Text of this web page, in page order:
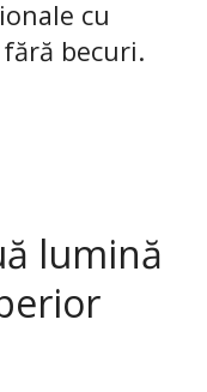
cu
becuri.
lumină